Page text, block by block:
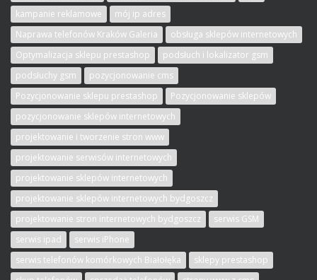
kampanie reklamowe
mój ip adres
Naprawa telefonów Kraków Galeria
obsługa sklepów internetowych
Optymalizacja sklepu prestashop
podsłuch i lokalizator gsm
podsłuchy gsm
pozycjonowanie cms
Pozycjonowanie sklepu prestashop
Pozycjonowanie sklepów
pozycjonowanie sklepów internetowych
projektowanie i tworzenie stron www
projektowanie serwisów internetowych
projektowanie sklepów internetowych
projektowanie sklepów internetowych bydgoszcz
projektowanie stron internetowych bydgoszcz
serwis GSM
serwis ipad
serwis iPhone
serwis telefonów komórkowych Białołęka
sklepy prestashop